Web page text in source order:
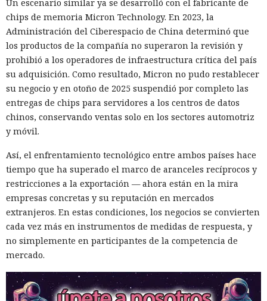
Un escenario similar ya se desarrolló con el fabricante de
chips de memoria Micron Technology. En 2023, la
Administración del Ciberespacio de China determinó que
los productos de la compañía no superaron la revisión y
prohibió a los operadores de infraestructura crítica del país
su adquisición. Como resultado, Micron no pudo restablecer
su negocio y en otoño de 2025 suspendió por completo las
entregas de chips para servidores a los centros de datos
chinos, conservando ventas solo en los sectores automotriz
y móvil.
Así, el enfrentamiento tecnológico entre ambos países hace
tiempo que ha superado el marco de aranceles recíprocos y
restricciones a la exportación — ahora están en la mira
empresas concretas y su reputación en mercados
extranjeros. En estas condiciones, los negocios se convierten
cada vez más en instrumentos de medidas de respuesta, y
no simplemente en participantes de la competencia de
mercado.
El canadiense Connor Riley Muka ganó dinero durante
de ser detenido y entregado a la justicia estadounidense por
uno de los mayores hackeos de los últimos años — ataque a
la plataforma en la nube Snowflake.
Muka, de 26 años, se declaró culpable de cargos de fraude
informático y telefónico, robo agravado de datos personales
y conspiración en un tribunal federal del estado de
Washington. Su sentencia se dictará el 27 de octubre; la
pena máxima es de hasta 32 años de prisión.
Muka y sus cómplices utilizaron credenciales robadas para